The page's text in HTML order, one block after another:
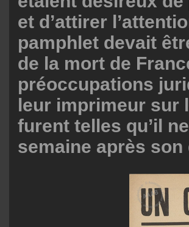
et d’attirer
pamphlet devait
de la mort de
préoccupations
leur imprimeur sur
furent telles qu’il
semaine après son